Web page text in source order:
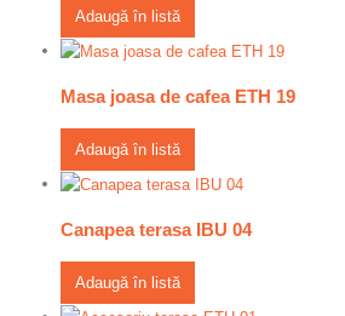
Adaugă în listă
Masa joasa de cafea ETH 19
Adaugă în listă
Canapea terasa IBU 04
Adaugă în listă